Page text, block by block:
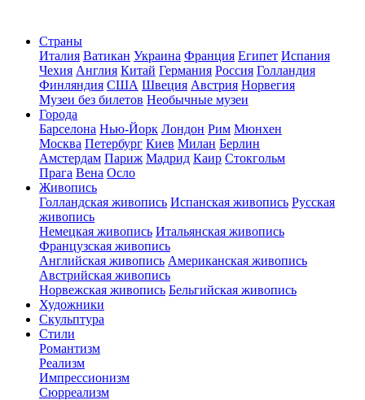
Страны
Италия Ватикан Украина Франция Египет Испания
Чехия Англия Китай Германия Россия Голландия
Финляндия США Швеция Австрия Норвегия
Музеи без билетов Необычные музеи
Города
Барселона Нью-Йорк Лондон Рим Мюнхен
Москва Петербург Киев Милан Берлин
Амстердам Париж Мадрид Каир Стокгольм
Прага Вена Осло
Живопись
Голландская живопись Испанская живопись Русская
живопись
Немецкая живопись Итальянская живопись
Французская живопись
Английская живопись Американская живопись
Австрийская живопись
Норвежская живопись Бельгийская живопись
Художники
Скульптура
Стили
Романтизм
Реализм
Импрессионизм
Сюрреализм